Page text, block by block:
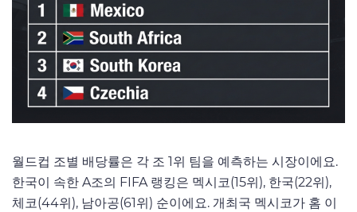
월드컵 조별 배당률은 각 조 1위 팀을 예측하는 시장이에요.
한국이 속한 A조의 FIFA 랭킹은 멕시코(15위), 한국(22위),
체코(44위), 남아공(61위) 순이에요. 개최국 멕시코가 홈 이